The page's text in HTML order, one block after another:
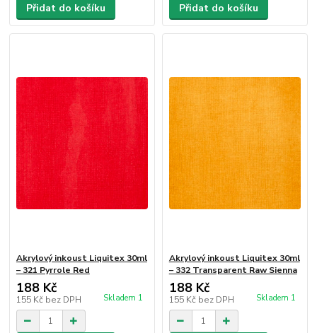
Přidat do košíku Přidat do košíku
Akrylový inkoust Liquitex 30ml
– 321 Pyrrole Red
188 Kč
155 Kč bez DPH Skladem 1
Akrylový inkoust Liquitex 30ml
– 332 Transparent Raw Sienna
188 Kč
155 Kč bez DPH Skladem 1